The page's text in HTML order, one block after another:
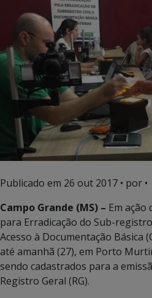
Publicado em 26 out 2017 • por •
Campo Grande (MS) – Em ação
para Erradicação do Sub-
Acesso à Documentação Básica
até amanhã (27), em Porto
sendo cadastrados para a
Registro Geral (RG).